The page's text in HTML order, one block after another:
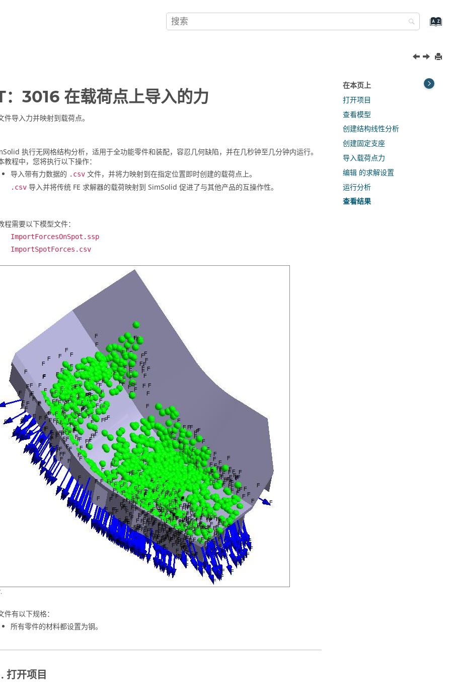
：3016 在载荷点上导入的力
件导入力并映射到载荷点。
执行无网格结构分析，适用于全功能零件和装配，容忍几何缺陷，并在几秒钟至几分钟内运行。
教程中，您将执行以下操作：
导入带有力数据的 .csv 文件，并将力映射到在指定位置即时创建的载荷点上。
.csv 导入并将传统 FE 求解器的载荷映射到 SimSolid 促进了与其他产品的互操作性。
程需要以下模型文件：
ImportForcesOnSpot.ssp
ImportSpotForces.csv
.
件有以下规格：
所有零件的材料都设置为钢。
打开项目
在本页上
打开项目
查看模型
创建结构线性分析
创建固定支座
导入载荷点力
编辑 的求解设置
运行分析
查看结果